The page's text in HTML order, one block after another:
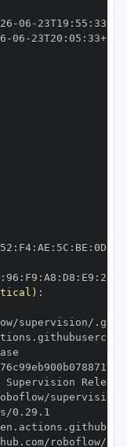
-06 - 23T19 : 55 : 33+00
-06 - 23T20 : 05 : 33+00
52 : F4: AE : 5C : BE : 0D
: 96 : F9 : A8 : D8 : E9 : 28
:
supervision/
roboflow/